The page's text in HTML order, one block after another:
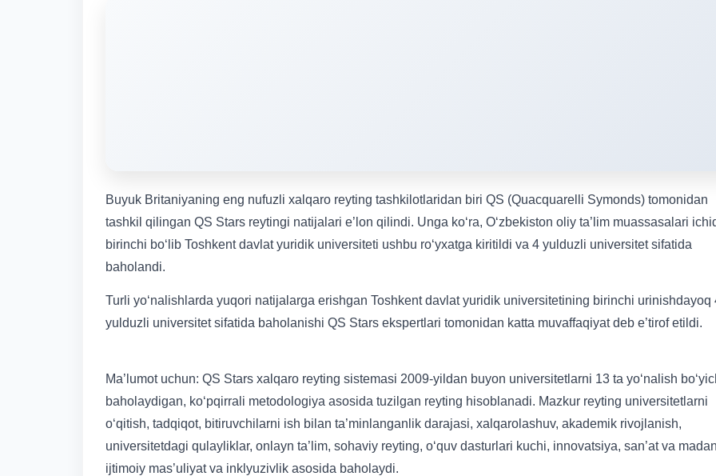
Buyuk Britaniyaning eng nufuzli xalqaro reyting tashkilotlaridan biri QS (Quacquarelli Symonds) tomonidan
tashkil qilingan QS Stars reytingi natijalari e’lon qilindi. Unga ko‘ra, O‘zbekiston oliy ta’lim muassasalari
birinchi bo‘lib Toshkent davlat yuridik universiteti ushbu ro‘yxatga kiritildi va 4 yulduzli universitet sifatida
baholandi.
Turli yo‘nalishlarda yuqori natijalarga erishgan Toshkent davlat yuridik universitetining birinchi urinishdayoq
yulduzli universitet sifatida baholanishi QS Stars ekspertlari tomonidan katta muvaffaqiyat deb e’tirof etildi.
Ma’lumot uchun: QS Stars xalqaro reyting sistemasi 2009-yildan buyon universitetlarni 13 ta yo‘nalish
baholaydigan, ko‘pqirrali metodologiya asosida tuzilgan reyting hisoblanadi. Mazkur reyting universitetlarni
o‘qitish, tadqiqot, bitiruvchilarni ish bilan ta’minlanganlik darajasi, xalqarolashuv, akademik rivojlanish,
universitetdagi qulayliklar, onlayn ta’lim, sohaviy reyting, o‘quv dasturlari kuchi, innovatsiya, san’at va
ijtimoiy mas’uliyat va inklyuzivlik asosida baholaydi.